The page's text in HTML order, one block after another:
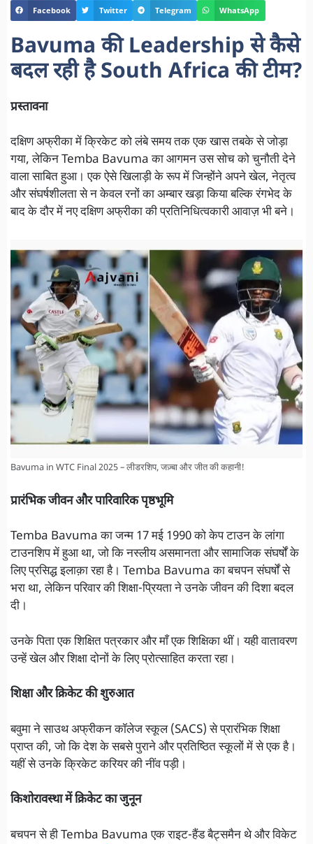
Facebook Twitter Telegram WhatsApp
Bavuma की Leadership से कैसे
बदल रही है South Africa की टीम?
प्रस्तावना
दक्षिण अफ्रीका में क्रिकेट को लंबे समय तक एक खास तबके से जोड़ा
गया, लेकिन Temba Bavuma का आगमन उस सोच को चुनौती देने
वाला साबित हुआ। एक ऐसे खिलाड़ी के रूप में जिन्होंने अपने खेल, नेतृत्व
और संघर्षशीलता से न केवल रनों का अम्बार खड़ा किया बल्कि रंगभेद के
बाद के दौर में नए दक्षिण अफ्रीका की प्रतिनिधित्वकारी आवाज़ भी बने।
Bavuma in WTC Final 2025 – लीडरशिप, जज़्बा और जीत की कहानी!
प्रारंभिक जीवन और पारिवारिक पृष्ठभूमि
Temba Bavuma का जन्म 17 मई 1990 को केप टाउन के लांगा
टाउनशिप में हुआ था, जो कि नस्लीय असमानता और सामाजिक संघर्षों के
लिए प्रसिद्ध इलाक़ा रहा है। Temba Bavuma का बचपन संघर्षों से
भरा था, लेकिन परिवार की शिक्षा-प्रियता ने उनके जीवन की दिशा बदल
दी।
उनके पिता एक शिक्षित पत्रकार और माँ एक शिक्षिका थीं। यही वातावरण
उन्हें खेल और शिक्षा दोनों के लिए प्रोत्साहित करता रहा।
शिक्षा और क्रिकेट की शुरुआत
बवुमा ने साउथ अफ्रीकन कॉलेज स्कूल (SACS) से प्रारंभिक शिक्षा
प्राप्त की, जो कि देश के सबसे पुराने और प्रतिष्ठित स्कूलों में से एक है।
यहीं से उनके क्रिकेट करियर की नींव पड़ी।
किशोरावस्था में क्रिकेट का जुनून
बचपन से ही Temba Bavuma एक राइट-हैंड बैट्समैन थे और विकेट